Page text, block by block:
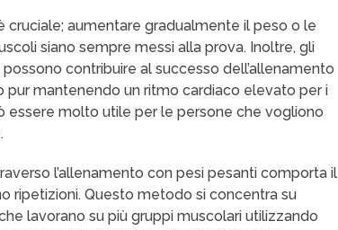
cruciale; aumentare gradualmente il peso o le
siano sempre messi alla prova. Inoltre, gli
contribuire al successo dell’allenamento
mantenendo un ritmo cardiaco elevato per i
essere molto utile per le persone che vogliono
l’allenamento con pesi pesanti comporta il
ripetizioni. Questo metodo si concentra su
lavorano su più gruppi muscolari utilizzando